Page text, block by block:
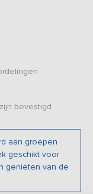
bevestigd
aan groepen
geschikt voor
genieten van de